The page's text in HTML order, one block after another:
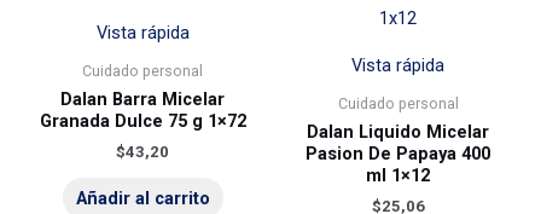
Vista rápida
Cuidado personal
Dalan Barra Micelar
Granada Dulce 75 g 1×72
$43,20
Añadir al carrito
Vista rápida
Cuidado personal
Dalan Liquido Micelar
Pasion De Papaya 400
ml 1×12
$25,06